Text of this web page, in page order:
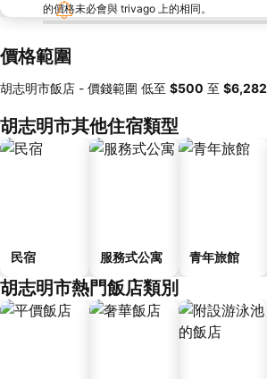
的價格未必會與 trivago 上的相同。
價格範圍
胡志明市飯店 - 價錢範圍 低至 ‎$500 至 ‎$6,282
胡志明市其他住宿類型
民宿 服務式公寓 青年旅館
胡志明市熱門飯店類別